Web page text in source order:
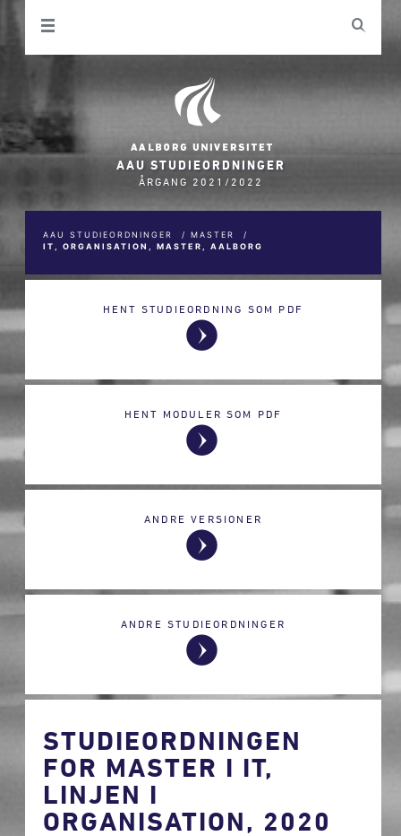
AAU STUDIEORDNINGER
ÅRGANG 2021/2022
AAU STUDIEORDNINGER / MASTER
/
IT, ORGANISATION, MASTER, AALBORG
HENT STUDIEORDNING SOM PDF
HENT MODULER SOM PDF
ANDRE VERSIONER
ANDRE STUDIEORDNINGER
STUDIEORDNINGEN
FOR MASTER I IT,
LINJEN I
ORGANISATION, 2020